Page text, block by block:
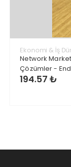
Ekonomi & İş
Network
Çözümler -
194.57 ₺